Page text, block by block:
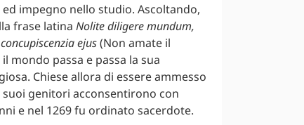
impegno nello studio. Ascoltando,
frase latina Nolite diligere mundum,
ejus(Non amate il
mondo passa e passa la sua
Chiese allora di essere ammesso
suoi genitori acconsentirono con
e nel 1269 fu ordinato sacerdote.